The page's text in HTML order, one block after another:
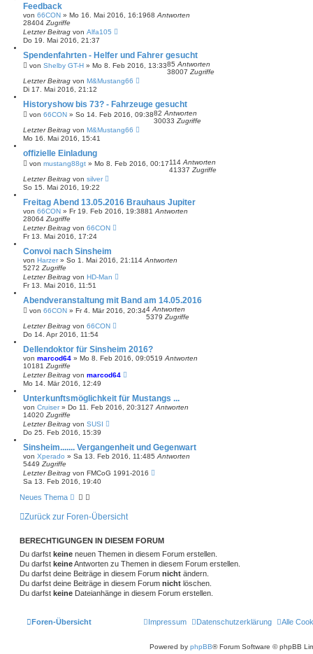
Feedback
von 66CON » Mo 16. Mai 2016, 16:1968 Antworten
28404 Zugriffe
Letzter Beitrag von Alfa105
Do 19. Mai 2016, 21:37
Spendenfahrten - Helfer und Fahrer gesucht
von Shelby GT-H » Mo 8. Feb 2016, 13:3385 Antworten
38007 Zugriffe
Letzter Beitrag von M&Mustang66
Di 17. Mai 2016, 21:12
Historyshow bis 73? - Fahrzeuge gesucht
von 66CON » So 14. Feb 2016, 09:3882 Antworten
30033 Zugriffe
Letzter Beitrag von M&Mustang66
Mo 16. Mai 2016, 15:41
offizielle Einladung
von mustang88gt » Mo 8. Feb 2016, 00:17114 Antworten
41337 Zugriffe
Letzter Beitrag von silver
So 15. Mai 2016, 19:22
Freitag Abend 13.05.2016 Brauhaus Jupiter
von 66CON » Fr 19. Feb 2016, 19:3881 Antworten
28064 Zugriffe
Letzter Beitrag von 66CON
Fr 13. Mai 2016, 17:24
Convoi nach Sinsheim
von Harzer» So 1. Mai 2016, 21:114 Antworten
5272 Zugriffe
Letzter Beitrag von HD-Man
Fr 13. Mai 2016, 11:51
Abendveranstaltung mit Band am 14.05.2016
von 66CON » Fr 4. Mär 2016, 20:344 Antworten
5379 Zugriffe
Letzter Beitrag von 66CON
Do 14. Apr 2016, 11:54
Dellendoktor für Sinsheim 2016?
von marcod64 » Mo 8. Feb 2016, 09:0519 Antworten
10181 Zugriffe
Letzter Beitrag von marcod64
Mo 14. Mär 2016, 12:49
Unterkunftsmöglichkeit für Mustangs ...
von Cruiser» Do 11. Feb 2016, 20:3127 Antworten
14020 Zugriffe
Letzter Beitrag von SUSI
Do 25. Feb 2016, 15:39
Sinsheim....... Vergangenheit und Gegenwart
von Xperado » Sa 13. Feb 2016, 11:485 Antworten
5449 Zugriffe
Letzter Beitrag von FMCoG 1991-2016
Sa 13. Feb 2016, 19:40
Neues Thema
Zurück zur Foren-Übersicht
BERECHTIGUNGEN IN DIESEM FORUM
Du darfst keine neuen Themen in diesem Forum erstellen.
Du darfst keineAntworten zu Themen in diesem Forum erstellen.
Du darfst deine Beiträge in diesem Forum nicht ändern.
Du darfst deine Beiträge in diesem Forum nicht löschen.
Du darfst keine Dateianhänge in diesem Forum erstellen.
Foren-Übersicht Alle
Datenschutzerklärung
Impressum
Powered by phpBB® Forum Software © phpBB